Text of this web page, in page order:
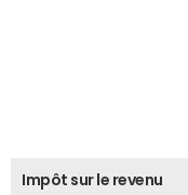
Impôt sur le revenu